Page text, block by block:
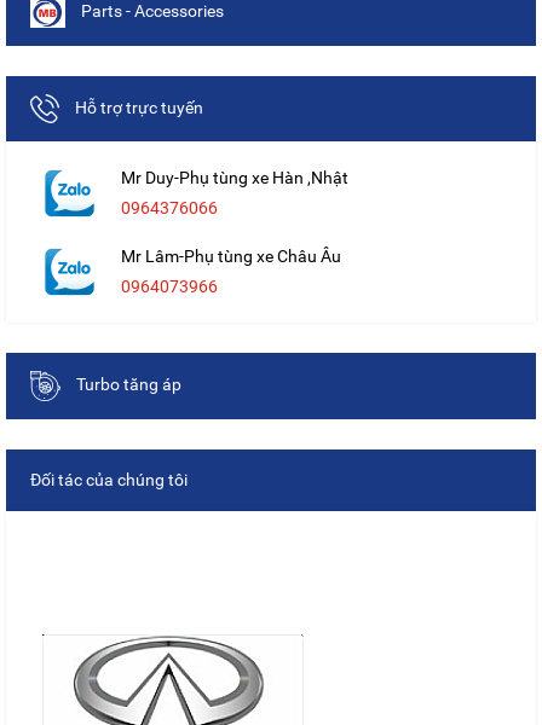
Parts - Accessories
Hỗ trợ trực tuyến
Mr Duy-Phụ tùng xe Hàn ,Nhật
0964376066
Mr Lâm-Phụ tùng xe Châu Âu
0964073966
Turbo tăng áp
Đối tác của chúng tôi